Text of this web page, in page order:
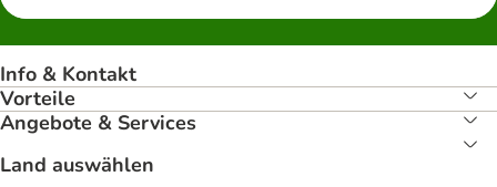
Info & Kontakt
Vorteile
Angebote & Services
Land auswählen